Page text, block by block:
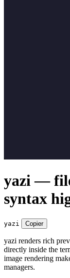
yazi —
syntax
yazi Copier
yazi renders rich
directly inside the
image rendering
managers.